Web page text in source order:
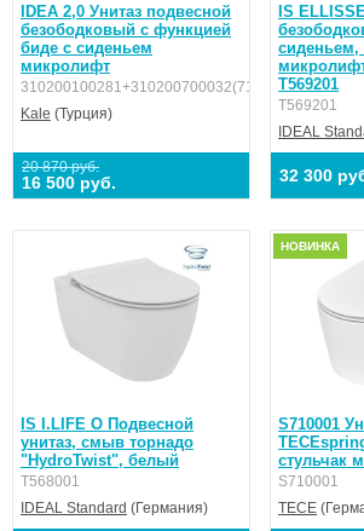
IDEA 2,0 Унитаз подвесной
безободковый с функцией
биде с сиденьем
микролифт
310200100281+310200700032(7112563500)
Kale (Турция)
20 870 руб.
16 500 руб.
IS
T569201
T569201
IDEAL
32 300
IS I.LIFE O Подвесной
унитаз, смыв торнадо
"HydroTwist", белый
T568001
IDEAL Standard (Германия)
S710001
стульчак
S710001
TECE
НОВИНКА